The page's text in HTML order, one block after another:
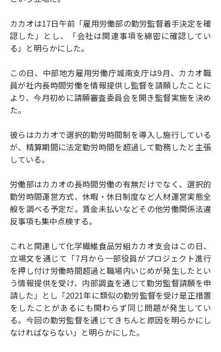
カカオは17日午前「雇用労働部の勤労監督着手決定を確
認した」とし、「会社は関連事項を綿密に確認してい
る」と明らかにした。
この日、中部地方雇用労働庁城南支庁は9月、カカオ職
員が社内長時間労働を情報提供し監督を請願したことに
より、今月初めに請願審査委員会を開き監督実施を決め
た。
彼らはカカオで選択的勤労時間制を導入し施行している
が、精算期間に法定勤労時間を超過して勤務したと主張
している。
労働部はカカオの長時間労働の有無だけでなく、選択的
勤労時間運営方式、休暇・休日制度など人材運営実態全
般を調べる予定だ。賃金未払いなどその他労働関係法違
反事項も集中点検する。
これと関連して化学繊維食品労組カカオ支会はこの日、
立場文を通じて「7月から一部役員がプロジェクト進行
を押し付け労働時間超過と職場内いじめが発生したとい
う情報提供を受け、内部調査を通じて勤労監督請願を申
請した」とし「2021年に類似の勤労監督を受け是正措置
をしたことがあるにも関わらず同じ問題が発生してい
る。今回の勤労監督を通じてきちんと原因を明らかにし
なければならない」と明らかにした。